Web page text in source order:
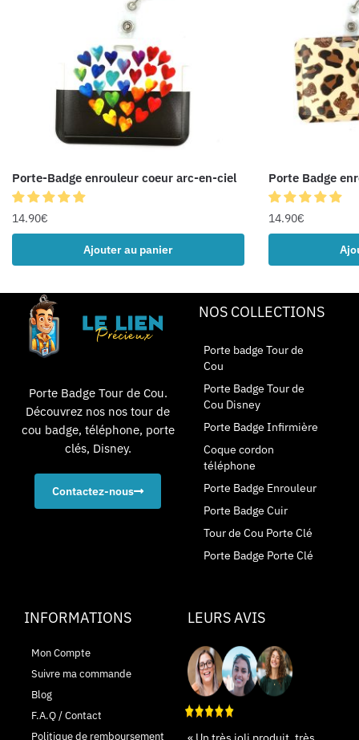
Porte-Badge enrouleur coeur arc-en-ciel
14.90€
Ajouter au panier
Porte Badge
14.90€
Porte Badge Tour de Cou.
Découvrez nos nos tour de
cou badge, téléphone, porte
clés, Disney.
Contactez-nous
NOS COLLECTIONS
Porte badge Tour de
Cou
Porte Badge Tour de
Cou Disney
Porte Badge Infirmière
Coque cordon
téléphone
Porte Badge Enrouleur
Porte Badge Cuir
Tour de Cou Porte Clé
Porte Badge Porte Clé
INFORMATIONS
Mon Compte
Suivre ma commande
Blog
F.A.Q / Contact
Politique de remboursement
LEURS AVIS